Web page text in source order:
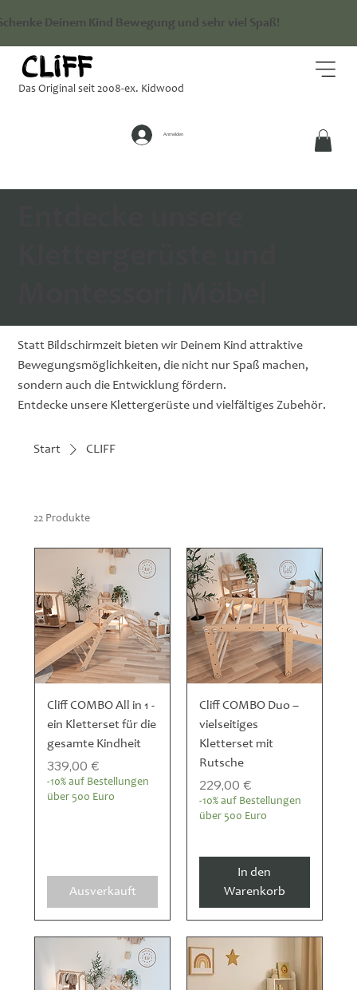
Deinem Kind Bewegung und sehr viel Spaß!
Anmelden
Das Original seit 2008-ex. Kidwood
Statt Bildschirmzeit bieten wir Deinem Kind attraktive
Bewegungsmöglichkeiten, die nicht nur Spaß machen,
sondern auch die Entwicklung fördern.
Entdecke unsere Klettergerüste und vielfältiges Zubehör.
Start CLIFF
22 Produkte
Cliff COMBO All in 1 -
ein Kletterset für die
gesamte Kindheit
Preis
339,00 €
-10% auf Bestellungen
über 500 Euro
Ausverkauft
Cliff COMBO Duo –
vielseitiges
Kletterset mit
Rutsche
Preis
229,00 €
-10% auf Bestellungen
über 500 Euro
In den
Warenkorb